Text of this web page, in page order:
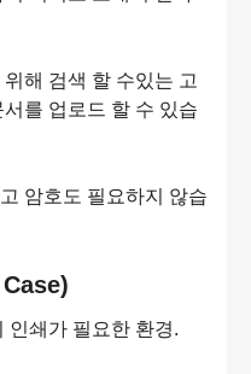
해 검색 할 수있는 고
를 업로드 할 수 있습
암호도 필요하지 않습
인쇄가 필요한 환경.